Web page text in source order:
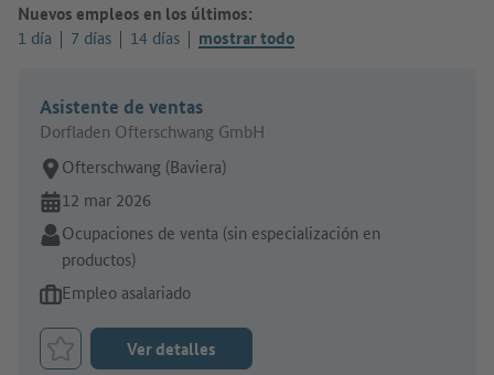
Nuevos empleos en los últimos:
1 día 7 días 14 días mostrar todo
Asistente de ventas
Dorfladen Ofterschwang GmbH
Lugar de trabajo:
Ofterschwang (Baviera)
En línea desde:
12 mar 2026
Sector:
Ocupaciones de venta (sin especialización en
productos)
Tipo de oferta de empleo:
Empleo asalariado
Marcar el trabajo como favorito
Ver detalles